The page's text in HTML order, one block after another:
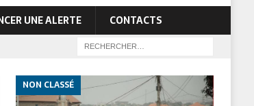
UNE ALERTE CONTACTS
NON CLASSÉ